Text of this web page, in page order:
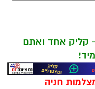
- קליק אחד ואתם
חניה